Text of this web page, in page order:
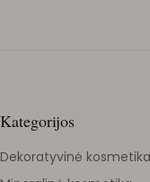
Kategorijos
Dekoratyvinė kosmetika